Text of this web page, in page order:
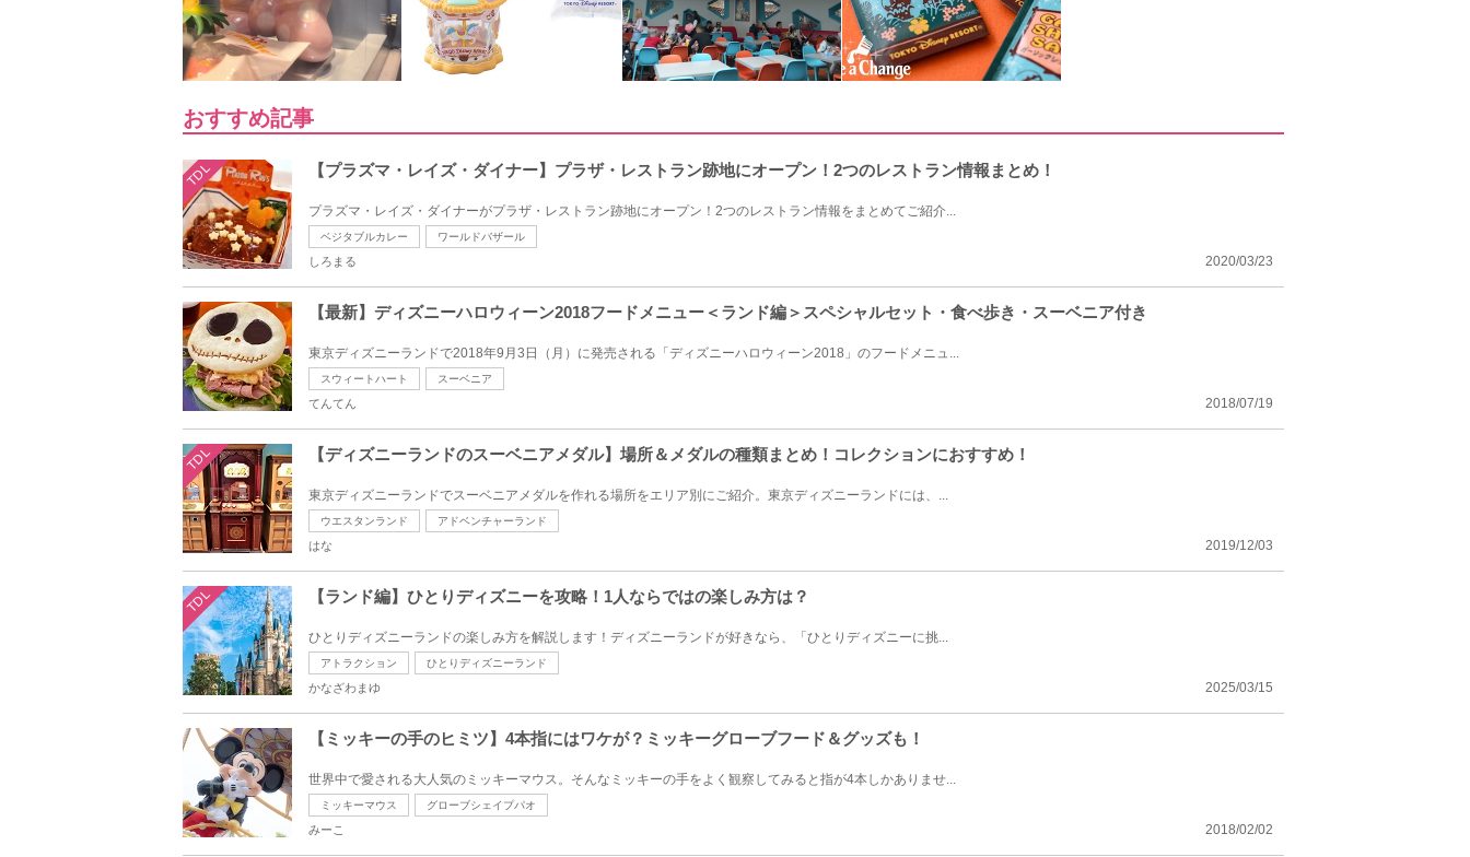
おすすめ記事
TDL 【プラズマ・レイズ・ダイナー】プラザ・レストラン跡地にオープン！2つのレストラン情報まとめ！
プラズマ・レイズ・ダイナーがプラザ・レストラン跡地にオープン！2つのレストラン情報をまとめてご紹介...
ベジタブルカレー ワールドバザール
2020/03/23
しろまる
【最新】ディズニーハロウィーン2018フードメニュー＜ランド編＞スペシャルセット・食べ歩き・スーベニア付き
東京ディズニーランドで2018年9月3日（月）に発売される「ディズニーハロウィーン2018」のフードメニュ...
スウィートハート スーベニア
2018/07/19
てんてん
TDL 【ディズニーランドのスーベニアメダル】場所＆メダルの種類まとめ！コレクションにおすすめ！
東京ディズニーランドでスーベニアメダルを作れる場所をエリア別にご紹介。東京ディズニーランドには、...
ウエスタンランド アドベンチャーランド
2019/12/03
はな
TDL 【ランド編】ひとりディズニーを攻略！1人ならではの楽しみ方は？
ひとりディズニーランドの楽しみ方を解説します！ディズニーランドが好きなら、「ひとりディズニーに挑...
アトラクション ひとりディズニーランド
2025/03/15
かなざわまゆ
【ミッキーの手のヒミツ】4本指にはワケが？ミッキーグローブフード＆グッズも！
世界中で愛される大人気のミッキーマウス。そんなミッキーの手をよく観察してみると指が4本しかありませ...
ミッキーマウス グローブシェイプパオ
2018/02/02
みーこ